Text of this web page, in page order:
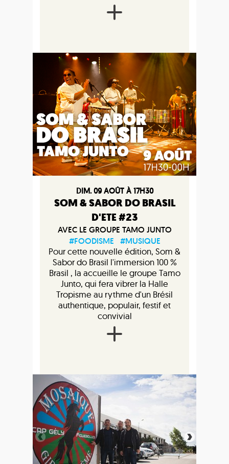
DIM. 09 AOÛT À 17H30
SOM & SABOR DO BRASIL
D'ETE #23
AVEC LE GROUPE TAMO JUNTO
#FOODISME
#MUSIQUE
Pour cette nouvelle édition, Som &
Sabor do Brasil l'immersion 100 %
Brasil , la accueille le groupe Tamo
Junto, qui fera vibrer la Halle
Tropisme au rythme d'un Brésil
authentique, populair, festif et
convivial